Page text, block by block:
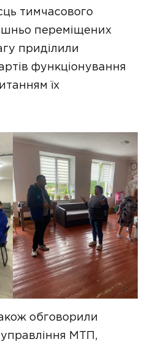
тимчасового
переміщених
приділили
функціонування
їх
обговорили
МТП,